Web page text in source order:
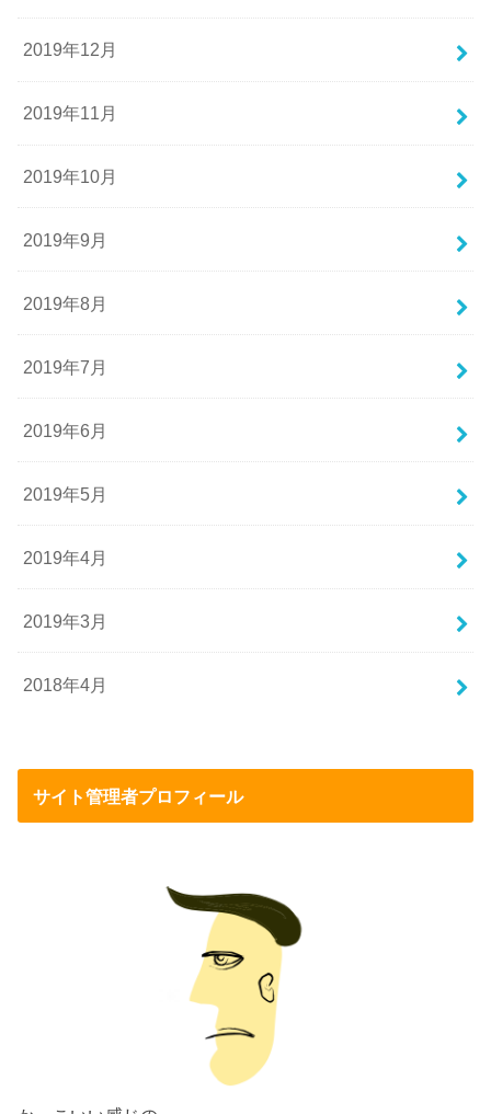
2019年12月
2019年11月
2019年10月
2019年9月
2019年8月
2019年7月
2019年6月
2019年5月
2019年4月
2019年3月
2018年4月
サイト管理者プロフィール